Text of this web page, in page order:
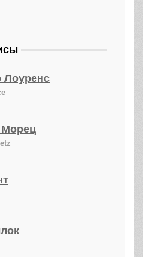
Морец